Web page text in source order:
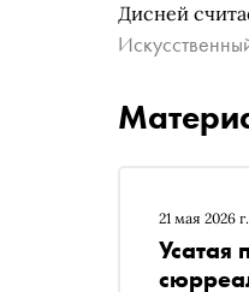
Дисней
21 мая 2026 г.
Усатая